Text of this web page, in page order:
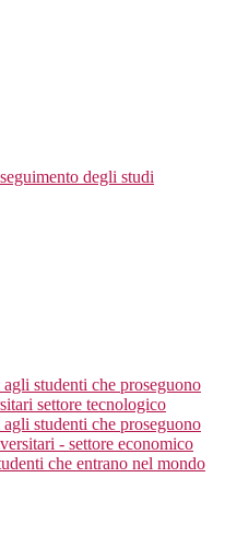
degli studi
studenti che proseguono
settore tecnologico
studenti che proseguono
- settore economico
che entrano nel mondo